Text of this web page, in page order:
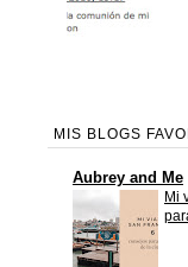
MIS BLOGS
Aubrey and Me
Mi